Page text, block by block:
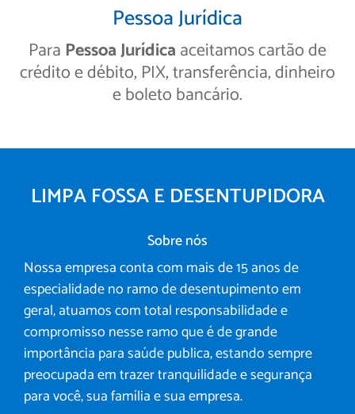
Pessoa Jurídica
Para Pessoa Jurídicaaceitamos cartão de
crédito e débito, PIX, transferência, dinheiro
e boleto bancário.
LIMPA FOSSA E DESENTUPIDORA
Sobre nós
Nossa empresa conta com mais de 15 anos de
especialidade no ramo de desentupimento em
geral, atuamos com total responsabilidade e
compromisso nesse ramo que é de grande
importância para saúde publica, estando sempre
preocupada em trazer tranquilidade e segurança
para você, sua família e sua empresa.